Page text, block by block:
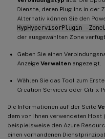
Dienste, deren Plug-Ins in der
Alternativ können Sie den
HypHypervisorPlugin -
der ausgewählten Zone
Geben Sie einen
Anzeige Verwalten angezeigt.
Wählen Sie das Tool zum
Creation Services oder Citrix
Die Informationen auf der Seite
dem von Ihnen verwendeten Host
beispielsweise den Azure
einen vorhandenen